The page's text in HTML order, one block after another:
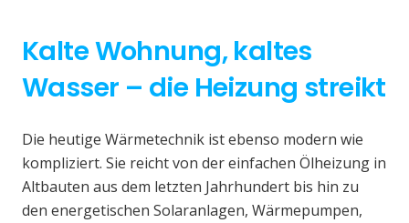
Kalte Wohnung, kaltes
Wasser – die Heizung streikt
Die heutige Wärmetechnik ist ebenso modern wie
kompliziert. Sie reicht von der einfachen Ölheizung in
Altbauten aus dem letzten Jahrhundert bis hin zu
den energetischen Solaranlagen, Wärmepumpen,